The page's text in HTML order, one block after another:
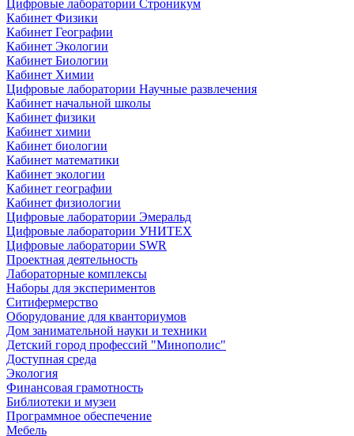
Цифровые лаборатории Строникум
Кабинет Физики
Кабинет Географии
Кабинет Экологии
Кабинет Биологии
Кабинет Химии
Цифровые лаборатории Научные развлечения
Кабинет начальной школы
Кабинет физики
Кабинет химии
Кабинет биологии
Кабинет математики
Кабинет экологии
Кабинет географии
Кабинет физиологии
Цифровые лаборатории Эмеральд
Цифровые лаборатории УНИТЕХ
Цифровые лаборатории SWR
Проектная деятельность
Лабораторные комплексы
Наборы для экспериментов
Ситифермерство
Оборудование для кванториумов
Дом занимательной науки и техники
Детский город профессий "Минополис"
Доступная среда
Экология
Финансовая грамотность
Библиотеки и музеи
Программное обеспечение
Мебель